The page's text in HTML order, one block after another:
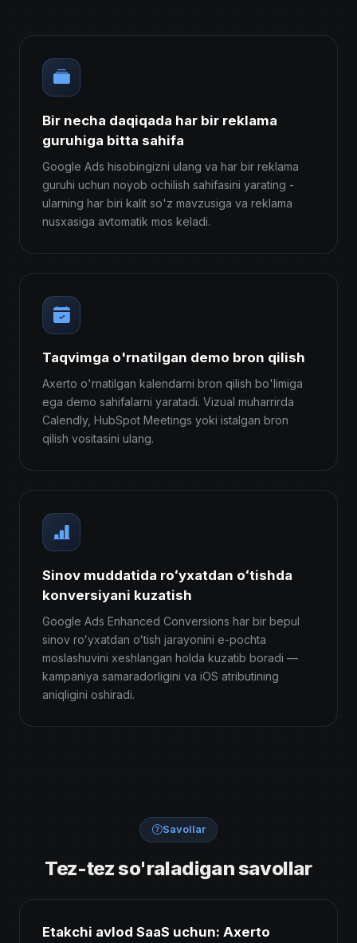
Bir necha daqiqada har bir reklama
guruhiga bitta sahifa
Google Ads hisobingizni ulang va har bir reklama
guruhi uchun noyob ochilish sahifasini yarating -
ularning har biri kalit so'z mavzusiga va reklama
nusxasiga avtomatik mos keladi.
Taqvimga o'rnatilgan demo bron qilish
Axerto o'rnatilgan kalendarni bron qilish bo'limiga
ega demo sahifalarni yaratadi. Vizual muharrirda
Calendly, HubSpot Meetings yoki istalgan bron
qilish vositasini ulang.
Sinov muddatida roʻyxatdan oʻtishda
konversiyani kuzatish
Google Ads Enhanced Conversions har bir bepul
sinov roʻyxatdan oʻtish jarayonini e-pochta
moslashuvini xeshlangan holda kuzatib boradi —
kampaniya samaradorligini va iOS atributining
aniqligini oshiradi.
Savollar
Tez-tez so'raladigan savollar
Etakchi avlod SaaS uchun: Axerto